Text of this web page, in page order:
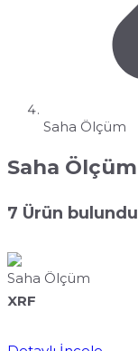
Saha Ölçüm
Saha Ölçüm
7 Ürün bulundu
Saha Ölçüm
XRF